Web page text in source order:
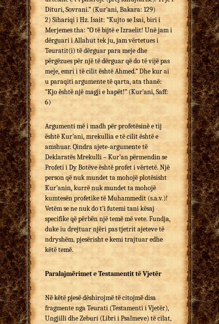
Dituri, Sovrani.” (Kur’ani, Bakara: 129)
2) Sihariqi i Hz. Isait: “Kujto se Isai, biri i
Merjemes tha: “O të bijtë e Izraelit! Unë jam i
dërguari i Allahut tek ju, jam vërtetues i
Teuratit(i) të dërguar para meje dhe
përgëzues për një të dërguar që do të vijë pas
meje, emri i të cilit është Ahmed.” Dhe kur ai
u paraqiti argumente të qarta, ata thanë:
“Kjo është një magji e hapët!” (Kur’ani, Saff:
6)
Argumenti më i madh për profetësinë e tij
është Kur’ani, mrekullia e të cilit është e
amshuar. Qindra ajete-argumente të
Deklaratës Mrekulli – Kur’an përmendin se
Profeti i Dy Botëve është profet i vërtetë. Një
person që nuk mundet ta mohojë plotësisht
Kur’anin, kurrë nuk mundet ta mohojë
kumtesën profetike të Muhammedit (s.a.v.)!
Vetëm se ne nuk do t’i futemi tani kësaj
specifike që përbën një temë më vete. Fundja,
duke iu drejtuar njëri pas tjetrit ajeteve të
ndryshëm, pjesërisht e kemi trajtuar edhe
këtë temë.
Paralajmërimet e Testamentit të Vjetër
Në këtë pjesë dëshirojmë të citojmë disa
fragmente nga Teurati (Testamenti i Vjetër),
Ungjilli dhe Zeburi (Libri i Psalmeve) të cilat,